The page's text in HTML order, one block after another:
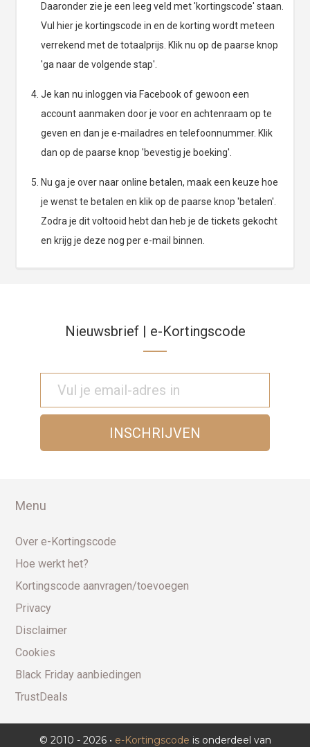
Daaronder zie je een leeg veld met 'kortingscode' staan.
Vul hier je kortingscode in en de korting wordt meteen
verrekend met de totaalprijs. Klik nu op de paarse knop
'ga naar de volgende stap'.
Je kan nu inloggen via Facebook of gewoon een
account aanmaken door je voor en achtenraam op te
geven en dan je e-mailadres en telefoonnummer. Klik
dan op de paarse knop 'bevestig je boeking'.
Nu ga je over naar online betalen, maak een keuze hoe
je wenst te betalen en klik op de paarse knop 'betalen'.
Zodra je dit voltooid hebt dan heb je de tickets gekocht
en krijg je deze nog per e-mail binnen.
Nieuwsbrief | e-Kortingscode
Menu
Over e-Kortingscode
Hoe werkt het?
Kortingscode aanvragen/toevoegen
Privacy
Disclaimer
Cookies
Black Friday aanbiedingen
TrustDeals
© 2010 - 2026 • e-Kortingscode is onderdeel van